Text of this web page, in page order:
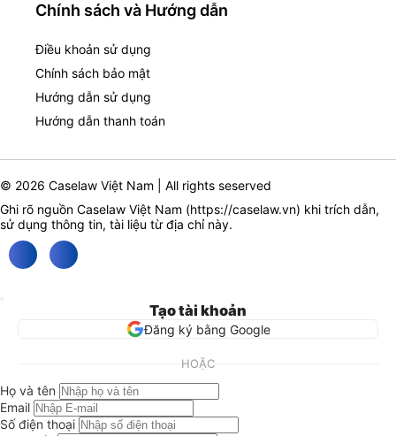
Chính sách và Hướng dẫn
Điều khoản sử dụng
Chính sách bảo mật
Hướng dẫn sử dụng
Hướng dẫn thanh toán
© 2026 Caselaw Việt Nam | All rights seserved
Ghi rõ nguồn Caselaw Việt Nam (https://caselaw.vn) khi trích dẫn,
sử dụng thông tin, tài liệu từ địa chỉ này.
Tạo tài khoản
Đăng ký bằng Google
HOẶC
Họ và tên
Email
Số điện thoại